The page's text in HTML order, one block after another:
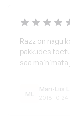
Razz on nagu
pakkudes
saa
ML
Mari-Liis